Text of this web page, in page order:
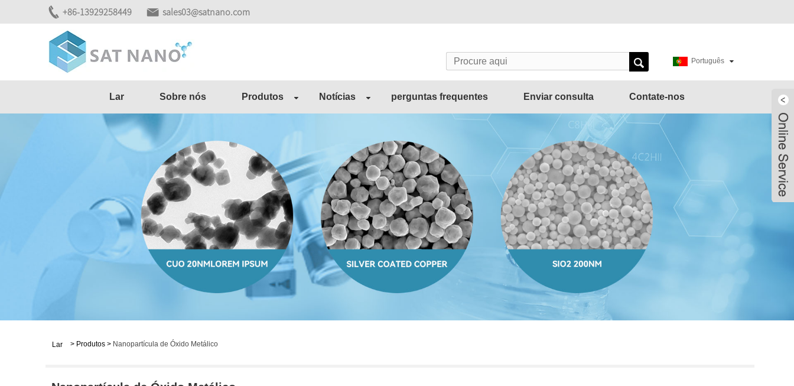
+86-13929258449 sales03@satnano.com
Português
Lar Sobre nós Produtos Notícias perguntas frequentes Enviar consulta Contate-nos
Lar > Produtos > Nanopartícula de Óxido Metálico